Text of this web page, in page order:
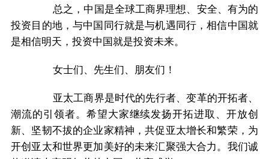
总之，中国是全球工商界理想、安全、有为的
投资目的地，与中国同行就是与机遇同行，相信中国就
是相信明天，投资中国就是投资未来。
女士们、先生们、朋友们！
亚太工商界是时代的先行者、变革的开拓者、
潮流的引领者。希望大家继续发扬开拓进取、开放创
新、坚韧不拔的企业家精神，共促亚太增长和繁荣，为
开创亚太和世界更加美好的未来汇聚强大合力。我们诚